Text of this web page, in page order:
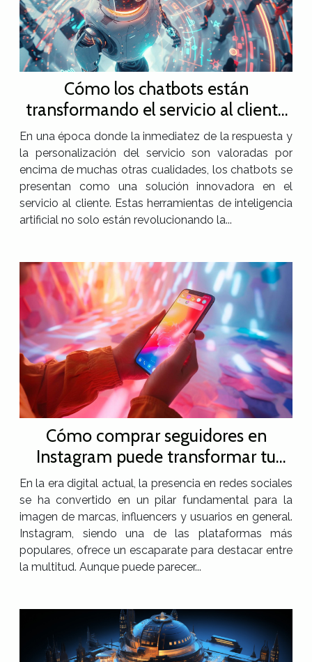
Cómo los chatbots están
transformando el servicio al cliente
en diversas industrias
En una época donde la inmediatez de la respuesta y
la personalización del servicio son valoradas por
encima de muchas otras cualidades, los chatbots se
presentan como una solución innovadora en el
servicio al cliente. Estas herramientas de inteligencia
artificial no solo están revolucionando la...
Cómo comprar seguidores en
Instagram puede transformar tu
perfil
En la era digital actual, la presencia en redes sociales
se ha convertido en un pilar fundamental para la
imagen de marcas, influencers y usuarios en general.
Instagram, siendo una de las plataformas más
populares, ofrece un escaparate para destacar entre
la multitud. Aunque puede parecer...